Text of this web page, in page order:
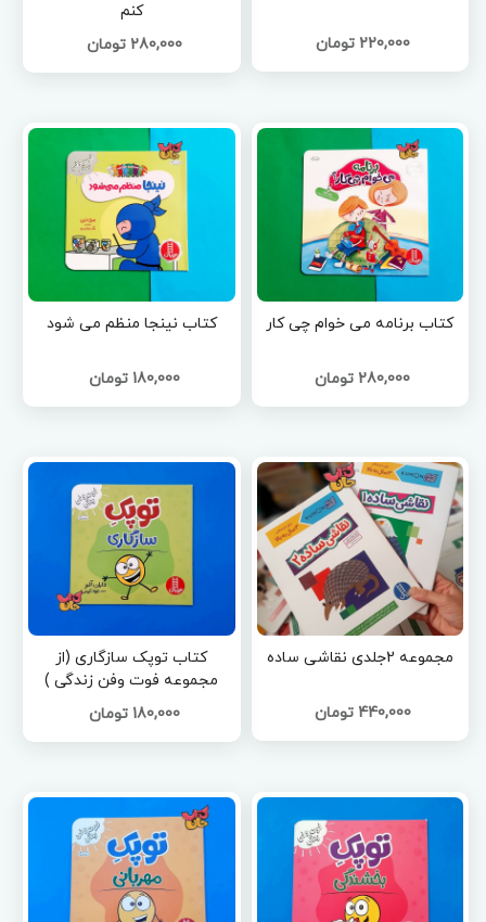
220,000 تومان
کنم
280,000 تومان
کتاب برنامه می خوام چی کار
280,000 تومان
کتاب نینجا منظم می شود
180,000 تومان
مجموعه 2جلدی نقاشی ساده
440,000 تومان
کتاب توپک سازگاری (از
مجموعه فوت وفن زندگی )
180,000 تومان